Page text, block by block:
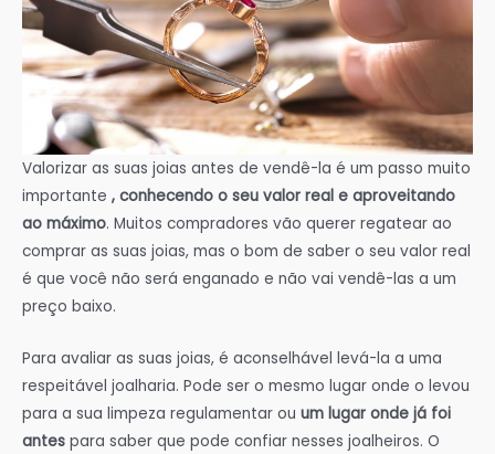
Valorizar as suas joias antes de vendê-la é um passo muito
importante , conhecendo o seu valor real e aproveitando
ao máximo. Muitos compradores vão querer regatear ao
comprar as suas joias, mas o bom de saber o seu valor real
é que você não será enganado e não vai vendê-las a um
preço baixo.
Para avaliar as suas joias, é aconselhável levá-la a uma
respeitável joalharia. Pode ser o mesmo lugar onde o levou
para a sua limpeza regulamentar ou um lugar onde já foi
antes para saber que pode confiar nesses joalheiros. O